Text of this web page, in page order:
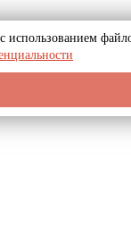
использованием